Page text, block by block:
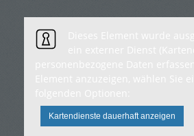
Kartendienste dauerhaft anzeigen